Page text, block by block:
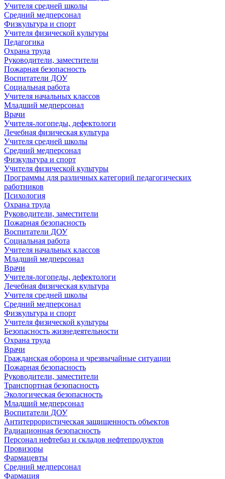
Учителя средней школы
Средний медперсонал
Физкультура и спорт
Учителя физической культуры
Педагогика
Охрана труда
Руководители, заместители
Пожарная безопасность
Воспитатели ДОУ
Социальная работа
Учителя начальных классов
Младший медперсонал
Врачи
Учителя-логопеды, дефектологи
Лечебная физическая культура
Учителя средней школы
Средний медперсонал
Физкультура и спорт
Учителя физической культуры
Программы для различных категорий педагогических
работников
Психология
Охрана труда
Руководители, заместители
Пожарная безопасность
Воспитатели ДОУ
Социальная работа
Учителя начальных классов
Младший медперсонал
Врачи
Учителя-логопеды, дефектологи
Лечебная физическая культура
Учителя средней школы
Средний медперсонал
Физкультура и спорт
Учителя физической культуры
Безопасность жизнедеятельности
Охрана труда
Врачи
Гражданская оборона и чрезвычайные ситуации
Пожарная безопасность
Руководители, заместители
Транспортная безопасность
Экологическая безопасность
Младший медперсонал
Воспитатели ДОУ
Антитеррористическая защищенность объектов
Радиационная безопасность
Персонал нефтебаз и складов нефтепродуктов
Провизоры
Фармацевты
Средний медперсонал
Фармация